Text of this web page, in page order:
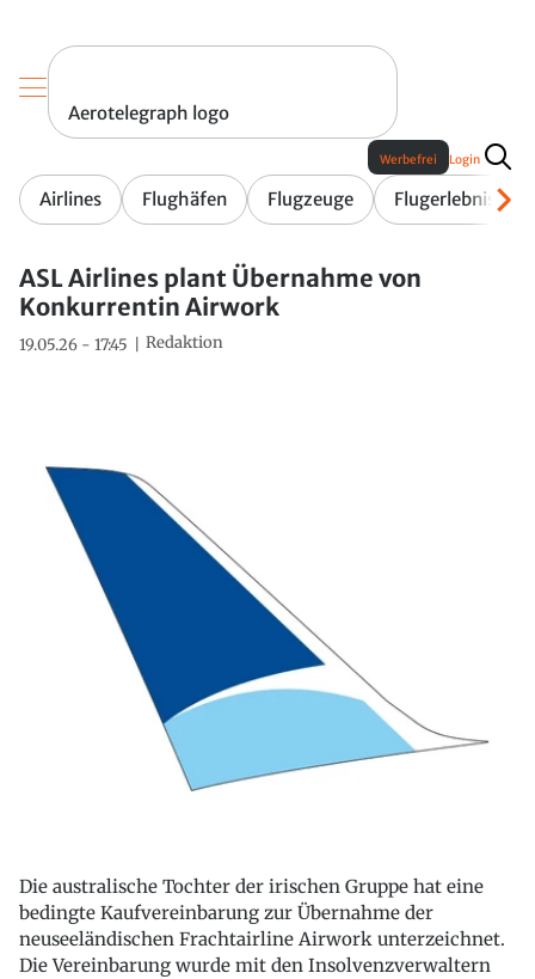
Aerotelegraph logo
Airlines Flughäfen Flugzeuge Flugerlebnis
Werbefrei Login
ASL Airlines plant Übernahme von
Konkurrentin Airwork
19.05.26 - 17:45 Redaktion
Die australische Tochter der irischen Gruppe hat eine
bedingte Kaufvereinbarung zur Übernahme der
neuseeländischen Frachtairline Airwork unterzeichnet.
Die Vereinbarung wurde mit den Insolvenzverwaltern